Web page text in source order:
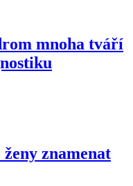
mnoha tváří
znamenat